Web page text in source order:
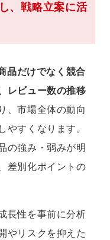
、戦略立案に活
品だけでなく競合
レビュー数の推移
、市場全体の動向
すくなります。
の強み・弱みが明
差別化ポイントの
長性を事前に分析
やリスクを抑えた